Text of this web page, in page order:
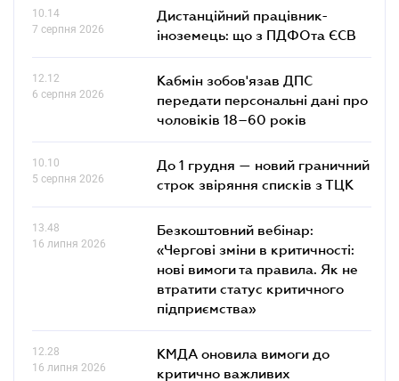
10.14
7 серпня 2026
Дистанційний працівник-
іноземець: що з ПДФОта ЄСВ
12.12
6 серпня 2026
Кабмін зобов'язав ДПС
передати персональні дані про
чоловіків 18–60 років
10.10
5 серпня 2026
До 1 грудня — новий граничний
строк звіряння списків з ТЦК
13.48
16 липня 2026
Безкоштовний вебінар:
«Чергові зміни в критичності:
нові вимоги та правила. Як не
втратити статус критичного
підприємства»
12.28
16 липня 2026
КМДА оновила вимоги до
критично важливих